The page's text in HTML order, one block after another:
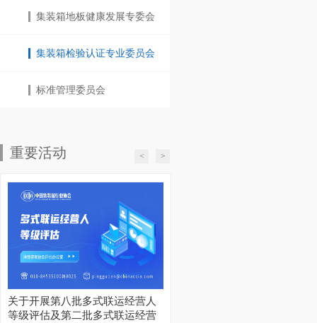
集装箱地板健康发展专委会
集装箱检验认证专业委员会
标准管理委员会
重要活动 < >
关于开展第八批多式联运经营人
等级评估及第二批多式联运经营